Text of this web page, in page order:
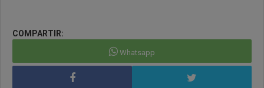
COMPARTIR:
Whatsapp